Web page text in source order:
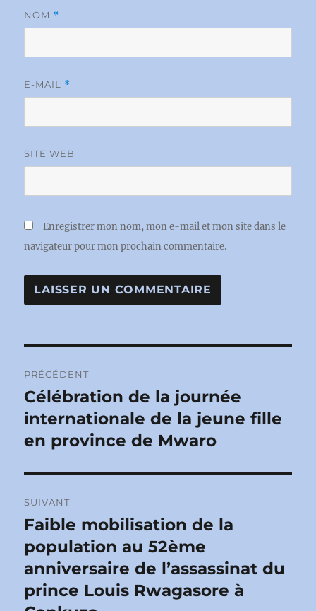
NOM *
E-MAIL *
SITE WEB
Enregistrer mon nom, mon e-mail et mon site dans le
navigateur pour mon prochain commentaire.
de
l’article
PRÉCÉDENT
Publication
précédente :
Célébration de la journée
internationale de la jeune fille
en province de Mwaro
SUIVANT
Publication
suivante :
Faible mobilisation de la
population au 52ème
anniversaire de l’assassinat du
prince Louis Rwagasore à